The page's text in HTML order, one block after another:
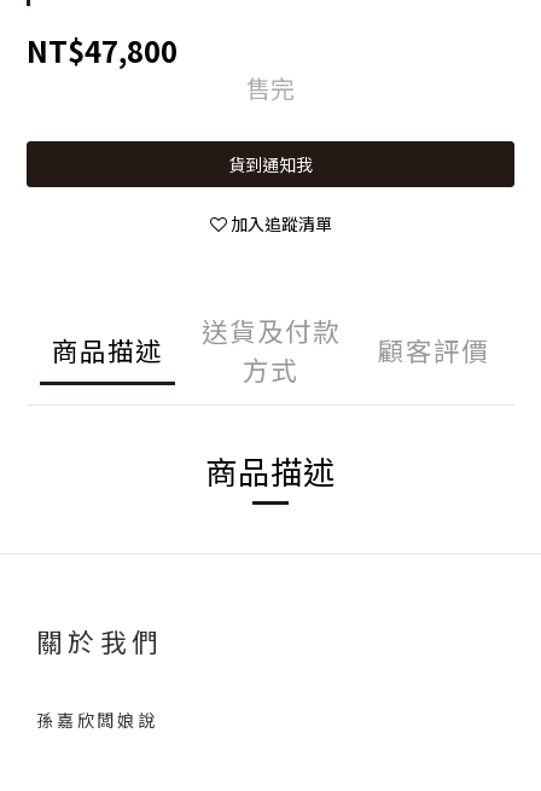
NT$47,800
售完
貨到通知我
加入追蹤清單
商品描述
送貨及付款
方式
顧客評價
商品描述
關於我們
孫嘉欣闆娘說